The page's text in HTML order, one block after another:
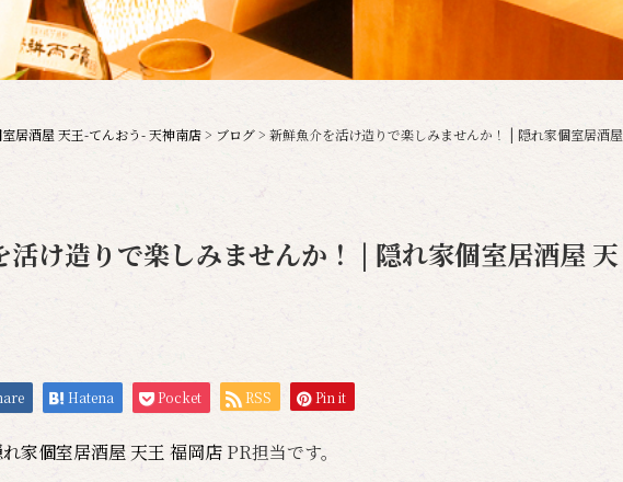
居酒屋 天王-てんおう- 天神南店> ブログ> 新鮮魚介を活け造りで楽しみませんか！ | 隠れ家個室居酒屋
活け造りで楽しみませんか！ | 隠れ家個室居酒屋 天
Hatena Pocket RSS Pin it
家個室居酒屋 天王 福岡店 PR担当です。